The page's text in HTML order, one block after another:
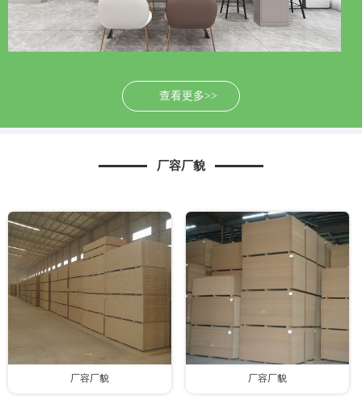
查看更多>>
厂容厂貌
厂容厂貌 厂容厂貌